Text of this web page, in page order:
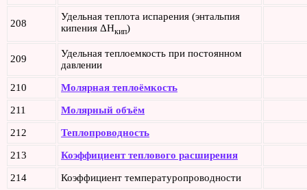
208
Удельная теплота испарения (энтальпия
кипения ΔHкип)
209
Удельная теплоемкость при постоянном
давлении
210 Молярная теплоёмкость
211 Молярный объём
212 Теплопроводность
213 Коэффициент теплового расширения
214 Коэффициент температуропроводности